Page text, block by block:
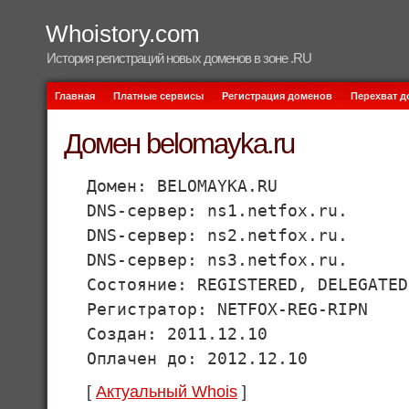
Whoistory.com
История регистраций новых доменов в зоне .RU
Главная Платные сервисы Регистрация доменов Перехват
Домен belomayka.ru
Домен: BELOMAYKA.RU
DNS-сервер: ns1.netfox.ru.
DNS-сервер: ns2.netfox.ru.
DNS-сервер: ns3.netfox.ru.
Состояние: REGISTERED,
Регистратор: NETFOX-REG-RIPN
Создан: 2011.12.10
Оплачен до: 2012.12.10
[ Актуальный Whois ]